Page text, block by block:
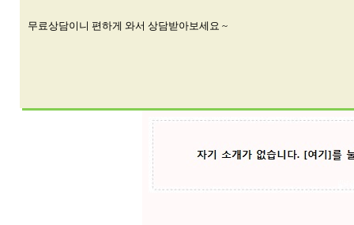
무료상담이니 편하게 와서 상담받아보세요 ~